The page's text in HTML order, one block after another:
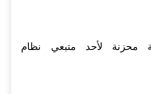
محزنة لأحد متبعي نظام